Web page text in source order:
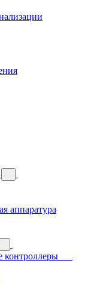
аппаратура
контроллеры